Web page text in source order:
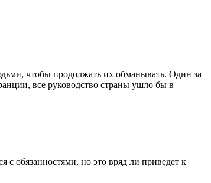
чтобы продолжать их обманывать. Один за
все руководство страны ушло бы в
с обязанностями, но это вряд ли приведет к